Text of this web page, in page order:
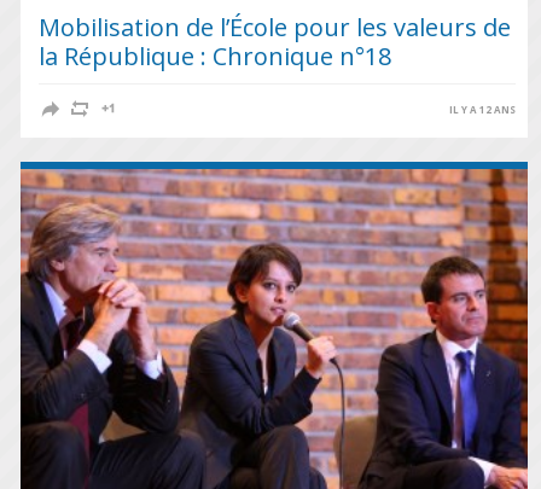
Mobilisation de l’École pour les valeurs de
la République : Chronique n°18
IL Y A 12 ANS